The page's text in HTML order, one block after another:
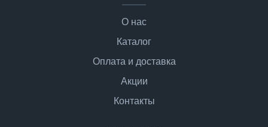
О нас
Каталог
Оплата и доставка
Акции
Контакты